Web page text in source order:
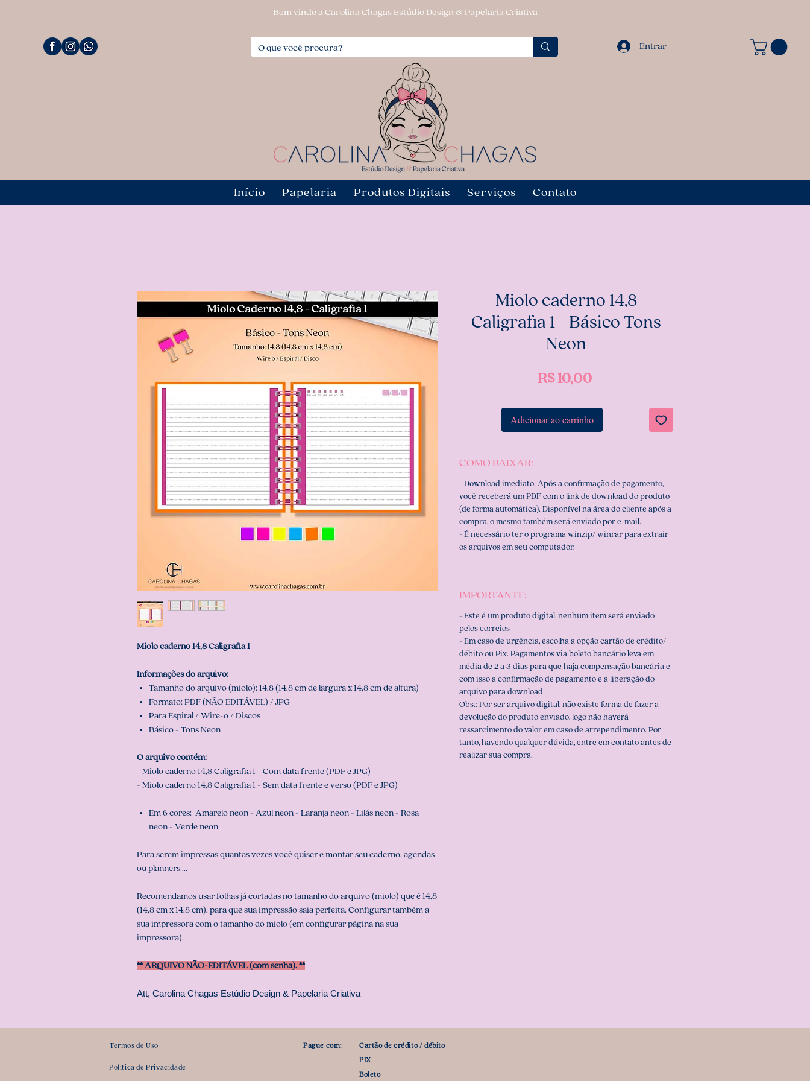
Bem vindo a Carolina Chagas Estúdio Design & Papelaria Criativa
Entrar
Início Papelaria Produtos Digitais Serviços Contato
Miolo caderno 14,8 Caligrafia 1
Informações do arquivo:
Tamanho do arquivo (miolo): 14,8 (14,8 cm de largura x 14,8 cm de altura)
Formato: PDF (NÃO EDITÁVEL) / JPG
Para Espiral / Wire-o / Discos
Básico - Tons Neon
O arquivo contém:
- Miolo caderno 14,8 Caligrafia 1 - Com data frente (PDF e JPG)
- Miolo caderno 14,8 Caligrafia 1 - Sem data frente e verso (PDF e JPG)
Em 6 cores: Amarelo neon - Azul neon - Laranja neon - Lilás neon - Rosa
neon - Verde neon
Para serem impressas quantas vezes você quiser e montar seu caderno, agendas
ou planners ...
Recomendamos usar folhas já cortadas no tamanho do arquivo (miolo) que é 14,8
(14,8 cm x 14,8 cm), para que sua impressão saia perfeita. Configurar também a
sua impressora com o tamanho do miolo (em configurar página na sua
impressora).
** ARQUIVO NÃO-EDITÁVEL (com senha). **
Att, Carolina Chagas Estúdio Design & Papelaria Criativa
Miolo caderno 14,8
Caligrafia 1 - Básico Tons
Neon
R$ 10,00Preço
Adicionar ao carrinho
COMO BAIXAR:
- Download imediato. Após a confirmação de pagamento,
você receberá um PDF com o link de download do produto
(de forma automática). Disponível na área do cliente após a
compra, o mesmo também será enviado por e-mail.
- É necessário ter o programa winzip/ winrar para extrair
os arquivos em seu computador.
IMPORTANTE:
- Este é um produto digital, nenhum item será enviado
pelos correios
- Em caso de urgência, escolha a opção cartão de crédito/
débito ou Pix. Pagamentos via boleto bancário leva em
média de 2 a 3 dias para que haja compensação bancária e
com isso a confirmação de pagamento e a liberação do
arquivo para download
Obs.: Por ser arquivo digital, não existe forma de fazer a
devolução do produto enviado, logo não haverá
ressarcimento do valor em caso de arrependimento. Por
tanto, havendo qualquer dúvida, entre em contato antes de
realizar sua compra.
Termos de Uso
Política de Privacidade
Pague com:
Cartão de crédito / débito
PIX
Boleto